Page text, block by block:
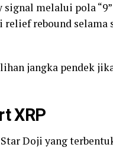
melalui pola
rebound selama
jangka pendek
XRP
Doji yang